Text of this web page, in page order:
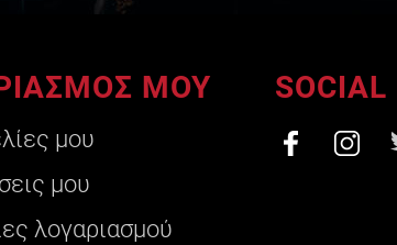
ΜΟΥ
μου
μου
λογαριασμού